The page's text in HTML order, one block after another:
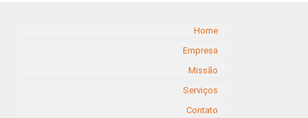
Home
Empresa
Missão
Serviços
Contato